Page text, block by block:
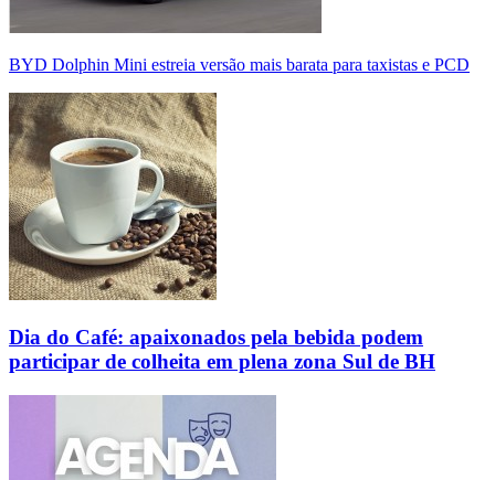
BYD Dolphin Mini estreia versão mais barata para taxistas e PCD
Dia do Café: apaixonados pela bebida podem
participar de colheita em plena zona Sul de BH